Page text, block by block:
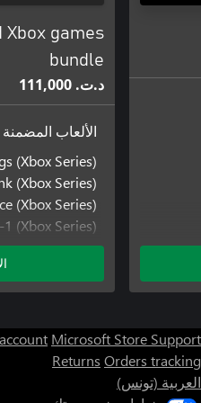
Xbox games
bundle
د.ت.‏ 111,000
الألعاب المضمنة
(Xbox Series)
(Xbox Series)
(Xbox Series)
(Xbox Series)
(Xbox One)
Windows 10)
One version)
(Xbox One)
Windows 10)
Windows 10)
Microsoft Store Support
Returns Orders tracking
العربية (تونس)